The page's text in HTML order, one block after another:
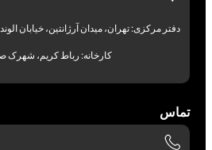
دفتر مرکزی: تهران، میدان آرژانتین، خیابان الوند،
کارخانه: رباط کریم، شهرک
تماس